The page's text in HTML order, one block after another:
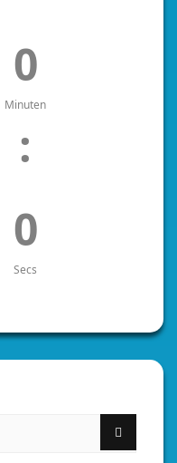
0
Minuten
:
0
Secs